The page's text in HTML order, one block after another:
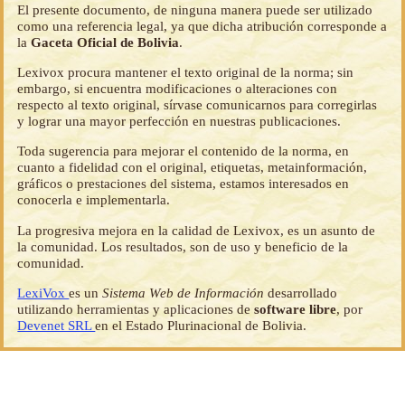
El presente documento, de ninguna manera puede ser utilizado
como una referencia legal, ya que dicha atribución corresponde a
laGaceta Oficial de Bolivia.
Lexivox procura mantener el texto original de la norma; sin
embargo, si encuentra modificaciones o alteraciones con
respecto al texto original, sírvase comunicarnos para corregirlas
y lograr una mayor perfección en nuestras publicaciones.
Toda sugerencia para mejorar el contenido de la norma, en
cuanto a fidelidad con el original, etiquetas, metainformación,
gráficos o prestaciones del sistema, estamos interesados en
conocerla e implementarla.
La progresiva mejora en la calidad de Lexivox, es un asunto de
la comunidad. Los resultados, son de uso y beneficio de la
comunidad.
LexiVoxes unSistema Web de Información desarrollado
utilizando herramientas y aplicaciones desoftware libre, por
Devenet SRLen el Estado Plurinacional de Bolivia.